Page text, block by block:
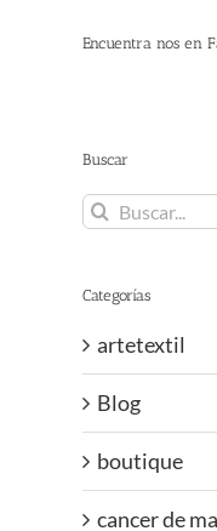
Encuentra nos en
Buscar
Buscar:
Categorías
artetextil
Blog
boutique
cancer de